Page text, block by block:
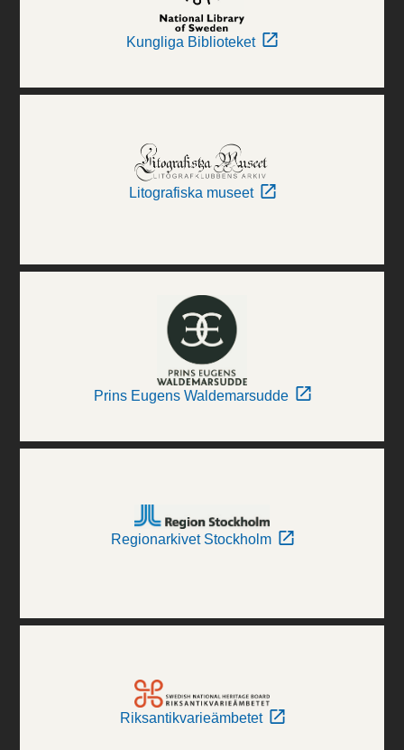
Kungliga Biblioteket
Litografiska museet
Prins Eugens Waldemarsudde
Regionarkivet Stockholm
Riksantikvarieämbetet